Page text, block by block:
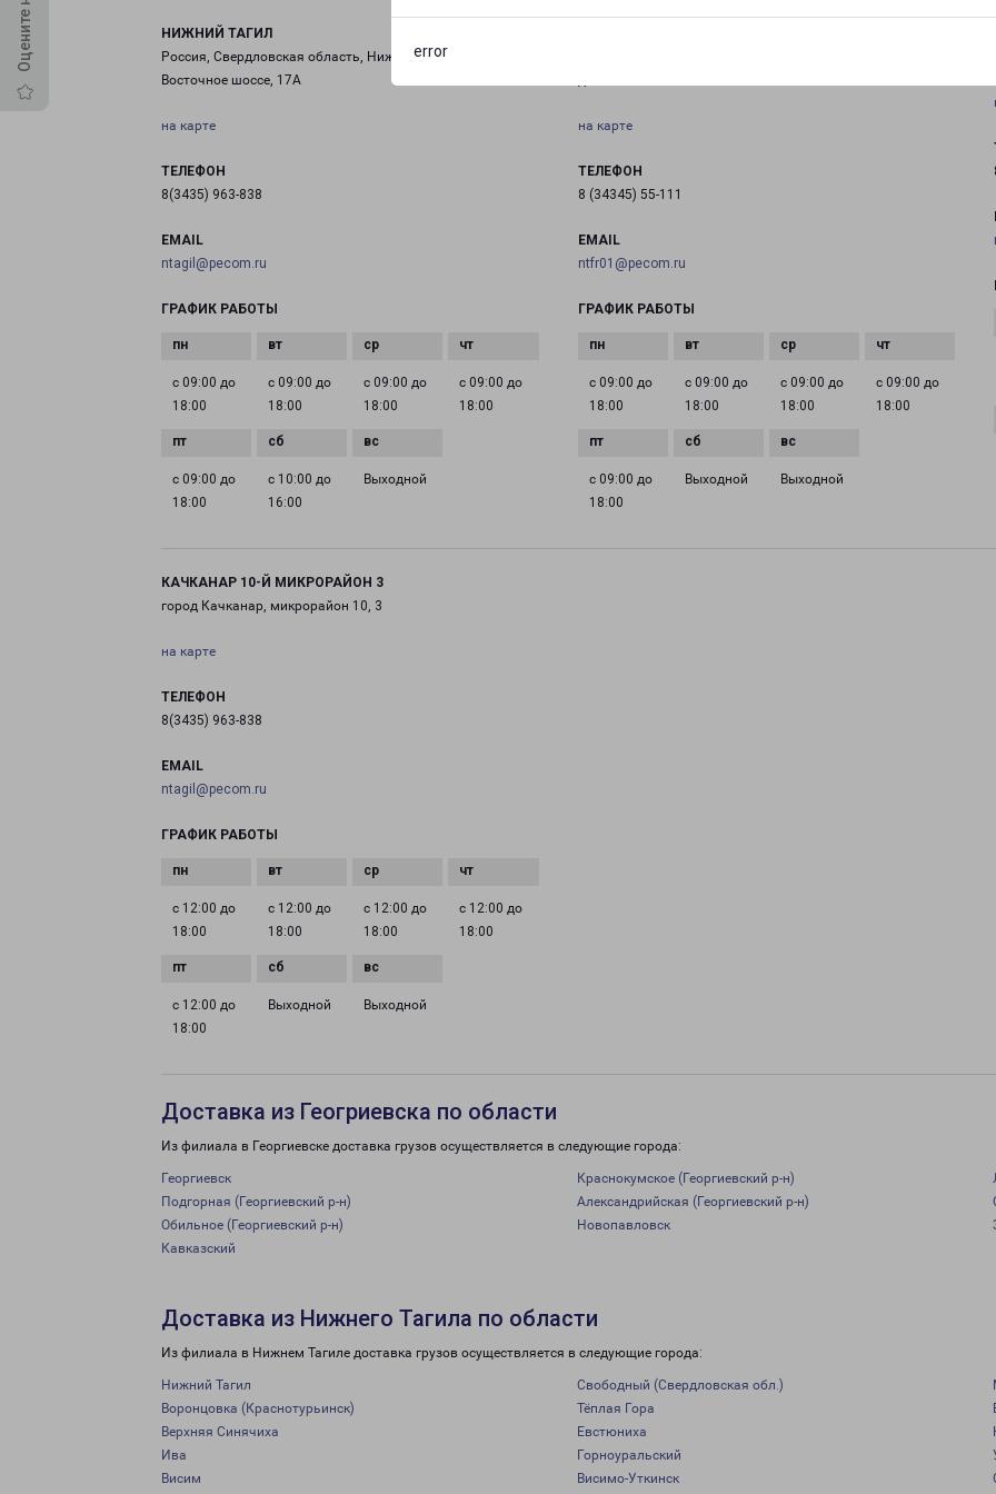
error
НИЖНИЙ ТАГИЛ
Россия, Свердловская область, Нижний Тагил,
Восточное шоссе, 17А
на карте
ТЕЛЕФОН
8(3435) 963-838
EMAIL
ntagil@pecom.ru
ГРАФИК РАБОТЫ
с 09:00 до
18:00
с 09:00 до
18:00
с 09:00 до
18:00
с 09:00 до
18:00
с 09:00 до
18:00
с 10:00 до
16:00
Выходной
на карте
ТЕЛЕФОН
8 (34345) 55-111
EMAIL
ntfr01@pecom.ru
ГРАФИК РАБОТЫ
с 09:00 до
18:00
с 09:00 до
18:00
с 09:00 до
18:00
с 09:00 до
18:00
с 09:00 до
18:00
Выходной Выходной
КАЧКАНАР 10-Й МИКРОРАЙОН 3
город Качканар, микрорайон 10, 3
на карте
ТЕЛЕФОН
8(3435) 963-838
EMAIL
ntagil@pecom.ru
ГРАФИК РАБОТЫ
с 12:00 до
18:00
с 12:00 до
18:00
с 12:00 до
18:00
с 12:00 до
18:00
с 12:00 до
18:00
Выходной Выходной
Доставка из Геогриевска по области
Из филиала в Георгиевске доставка грузов осуществляется в следующие города:
Георгиевск Краснокумское (Георгиевский р-н)
Подгорная (Георгиевский р-н)
Александрийская (Георгиевский р-н)
Обильное (Георгиевский р-н)
Новопавловск
Кавказский
Доставка из Нижнего Тагила по области
Из филиала в Нижнем Тагиле доставка грузов осуществляется в следующие города:
Нижний Тагил Свободный (Свердловская обл.)
Воронцовка (Краснотурьинск)
Тёплая Гора
Верхняя Синячиха
Евстюниха
Ива
Горноуральский
Висим
Висимо-Уткинск